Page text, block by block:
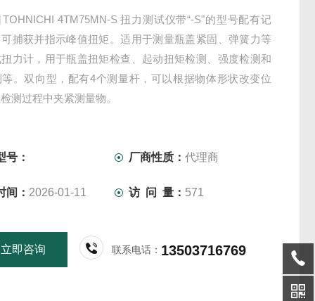
TOHNICHI 4TM75MN-S 扭力测试仪带“-S"的型号配有记
捕获并指示峰值扭矩。适用于测量瓶盖紧固、弹簧力等
力计，用于瓶盖扭矩检查、起动扭矩检测、强度检测和
。双向型，配有4个测量杆，可以根据物体形状改变位
测过程中夹紧测量物。
号： 厂商性质：代理商
间： 2026-01-11 访 问 量： 571
立即咨询 联系电话： 13503716769